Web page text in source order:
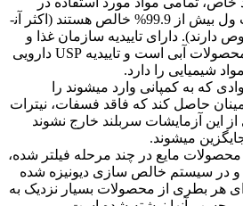
محصولات آبی برایت ول بیش از 99.9% خالص هستند (اکثر آن­
99.9% خلوص دارند). دارای تاییدیه سازمان غذا و
داروی امریکا برای محصولات آبی است و تاییدیه USP دارویی
که به کمپانی وارد می­شوند را
حاصل کند که فاقد فسفات، نیترات
این آزمایشات سربلند خارج نشوند
می­شوند.
مایع در چند مرحله فیلتر شده،
در سیستم خالص سازی دیونیزه شده
هر بطری از محصولات بسیار نزدیک به